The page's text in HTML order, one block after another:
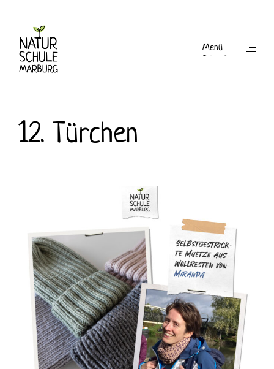
Menü
12. Türchen